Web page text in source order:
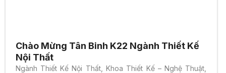
Chào Mừng Tân Binh K22 Ngành Thiết Kế
Nội Thất
Ngành Thiết Kế Nội Thất, Khoa Thiết Kế – Nghệ Thuật,